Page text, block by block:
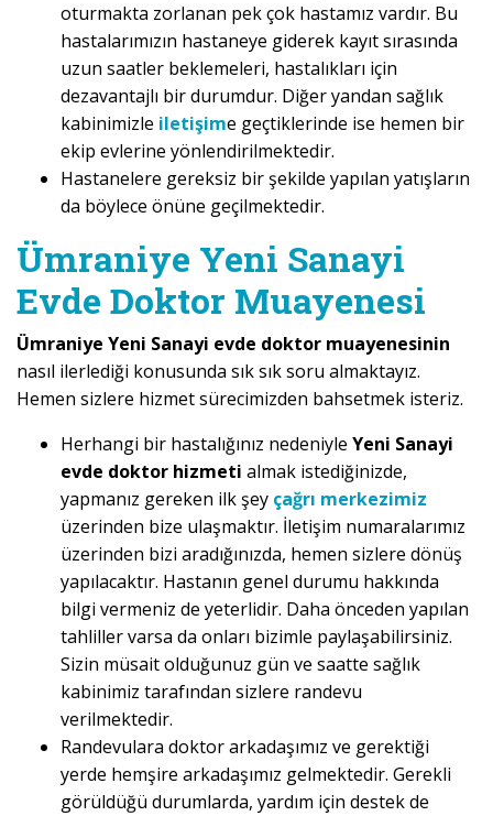
oturmakta zorlanan pek çok hastamız vardır. Bu
hastalarımızın hastaneye giderek kayıt sırasında
uzun saatler beklemeleri, hastalıkları için
dezavantajlı bir durumdur. Diğer yandan sağlık
kabinimizle iletişime geçtiklerinde ise hemen bir
ekip evlerine yönlendirilmektedir.
Hastanelere gereksiz bir şekilde yapılan yatışların
da böylece önüne geçilmektedir.
Ümraniye Yeni Sanayi
Evde Doktor Muayenesi
Ümraniye Yeni Sanayi evde doktor muayenesinin
nasıl ilerlediği konusunda sık sık soru almaktayız.
Hemen sizlere hizmet sürecimizden bahsetmek isteriz.
Herhangi bir hastalığınız nedeniyle Yeni Sanayi
evde doktor hizmeti almak istediğinizde,
yapmanız gereken ilk şey çağrı merkezimiz
üzerinden bize ulaşmaktır. İletişim numaralarımız
üzerinden bizi aradığınızda, hemen sizlere dönüş
yapılacaktır. Hastanın genel durumu hakkında
bilgi vermeniz de yeterlidir. Daha önceden yapılan
tahliller varsa da onları bizimle paylaşabilirsiniz.
Sizin müsait olduğunuz gün ve saatte sağlık
kabinimiz tarafından sizlere randevu
verilmektedir.
Randevulara doktor arkadaşımız ve gerektiği
yerde hemşire arkadaşımız gelmektedir. Gerekli
görüldüğü durumlarda, yardım için destek de